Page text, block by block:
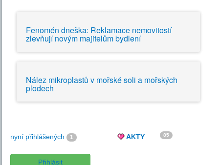
Fenomén dneška: Reklamace nemovitostí
zlevňují novým majitelům bydlení
Nález mikroplastů v mořské soli a mořských
plodech
nyní přihlášených 1
Přihlásit
AKTY 85